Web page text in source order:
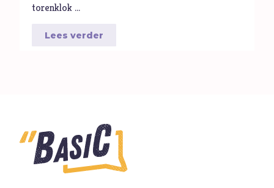
torenklok …
Lees verder